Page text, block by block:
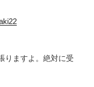
りますよ。絶対に受